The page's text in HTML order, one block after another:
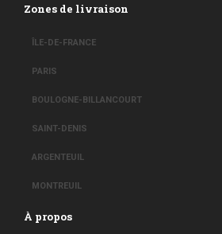
Zones de livraison
ÎLE-DE-FRANCE
PARIS
BOULOGNE-BILLANCOURT
SAINT-DENIS
ARGENTEUIL
MONTREUIL
À propos